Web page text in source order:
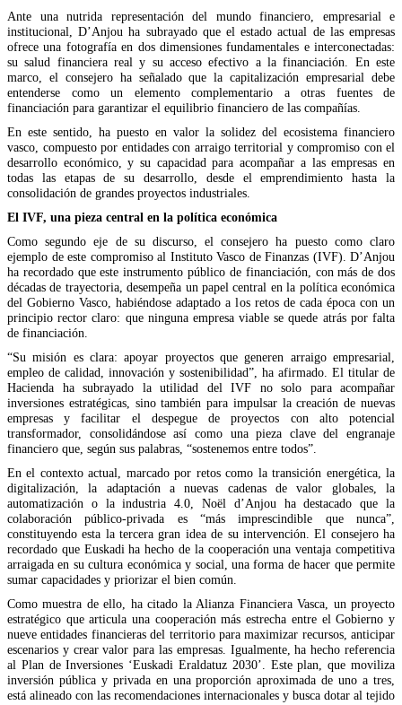
Ante una nutrida representación del mundo financiero, empresarial e
institucional, D’Anjou ha subrayado que el estado actual de las empresas
ofrece una fotografía en dos dimensiones fundamentales e interconectadas:
su salud financiera real y su acceso efectivo a la financiación. En este
marco, el consejero ha señalado que la capitalización empresarial debe
entenderse como un elemento complementario a otras fuentes de
financiación para garantizar el equilibrio financiero de las compañías.
En este sentido, ha puesto en valor la solidez del ecosistema financiero
vasco, compuesto por entidades con arraigo territorial y compromiso con el
desarrollo económico, y su capacidad para acompañar a las empresas en
todas las etapas de su desarrollo, desde el emprendimiento hasta la
consolidación de grandes proyectos industriales.
El IVF, una pieza central en la política económica
Como segundo eje de su discurso, el consejero ha puesto como claro
ejemplo de este compromiso al Instituto Vasco de Finanzas (IVF). D’Anjou
ha recordado que este instrumento público de financiación, con más de dos
décadas de trayectoria, desempeña un papel central en la política económica
del Gobierno Vasco, habiéndose adaptado a los retos de cada época con un
principio rector claro: que ninguna empresa viable se quede atrás por falta
de financiación.
“Su misión es clara: apoyar proyectos que generen arraigo empresarial,
empleo de calidad, innovación y sostenibilidad”, ha afirmado. El titular de
Hacienda ha subrayado la utilidad del IVF no solo para acompañar
inversiones estratégicas, sino también para impulsar la creación de nuevas
empresas y facilitar el despegue de proyectos con alto potencial
transformador, consolidándose así como una pieza clave del engranaje
financiero que, según sus palabras, “sostenemos entre todos”.
En el contexto actual, marcado por retos como la transición energética, la
digitalización, la adaptación a nuevas cadenas de valor globales, la
automatización o la industria 4.0, Noël d’Anjou ha destacado que la
colaboración público-privada es “más imprescindible que nunca”,
constituyendo esta la tercera gran idea de su intervención. El consejero ha
recordado que Euskadi ha hecho de la cooperación una ventaja competitiva
arraigada en su cultura económica y social, una forma de hacer que permite
sumar capacidades y priorizar el bien común.
Como muestra de ello, ha citado la Alianza Financiera Vasca, un proyecto
estratégico que articula una cooperación más estrecha entre el Gobierno y
nueve entidades financieras del territorio para maximizar recursos, anticipar
escenarios y crear valor para las empresas. Igualmente, ha hecho referencia
al Plan de Inversiones ‘Euskadi Eraldatuz 2030’. Este plan, que moviliza
inversión pública y privada en una proporción aproximada de uno a tres,
está alineado con las recomendaciones internacionales y busca dotar al tejido